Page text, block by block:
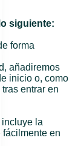
siguiente:
forma
añadiremos
inicio o, como
entrar en
la
en